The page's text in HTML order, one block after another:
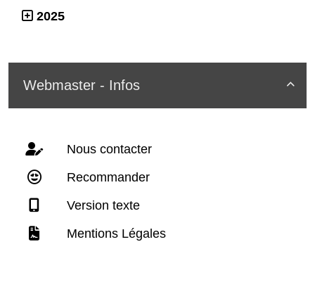
2025

Webmaster - Infos
Nous contacter
Recommander
Version texte
Mentions Légales